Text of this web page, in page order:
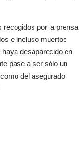
recogidos por la prensa
e incluso muertos
desaparecido en
pase a ser sólo un
del asegurado,